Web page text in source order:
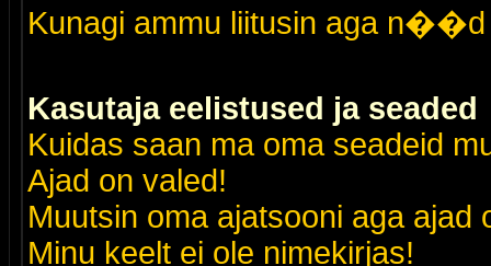
Kunagi ammu liitusin aga n��d
Kasutaja eelistused ja seaded
Kuidas saan ma oma seadeid
Ajad on valed!
Muutsin oma ajatsooni aga ajad
Minu keelt ei ole nimekirjas!